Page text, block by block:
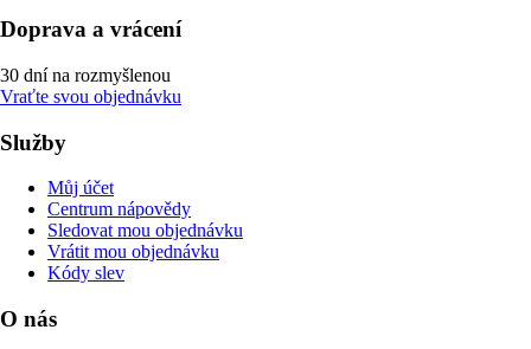
Doprava a vrácení
30 dní na rozmyšlenou
Vraťte svou objednávku
Služby
Můj účet
Centrum nápovědy
Sledovat mou objednávku
Vrátit mou objednávku
Kódy slev
O nás